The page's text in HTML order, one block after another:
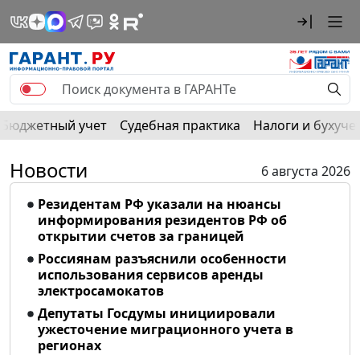
Бюджетный учет Судебная практика Налоги и
Новости
6 августа 2026
Резидентам РФ указали на нюансы
информирования резидентов РФ об
открытии счетов за границей
Россиянам разъяснили особенности
использования сервисов аренды
электросамокатов
Депутаты Госдумы инициировали
ужесточение миграционного учета в
регионах